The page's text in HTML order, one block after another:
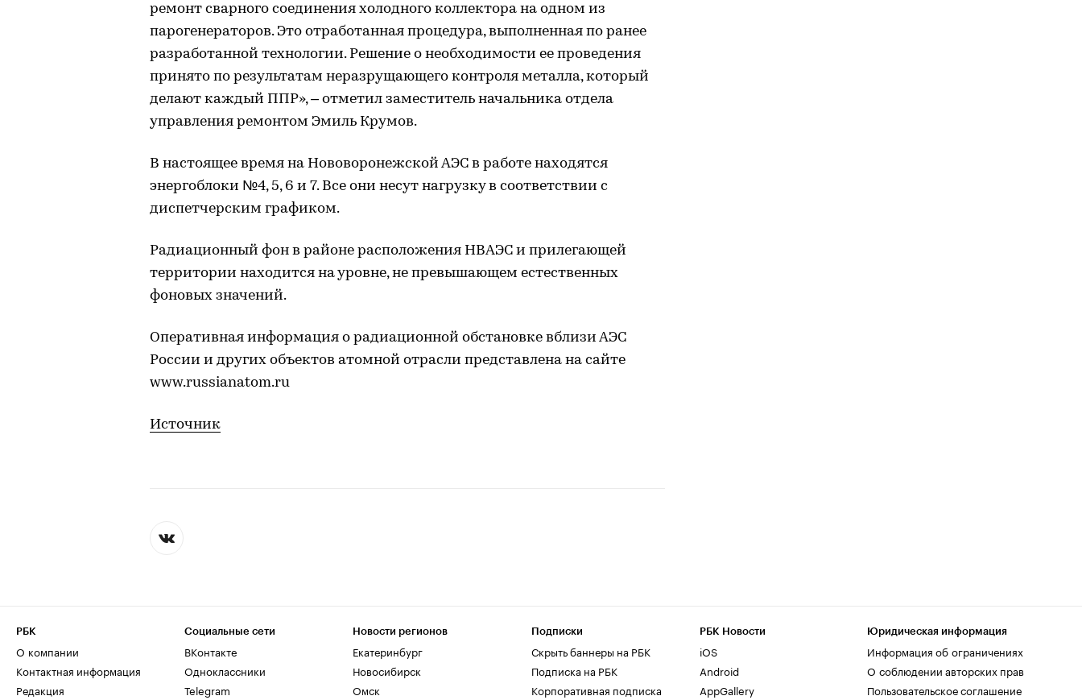
ремонт сварного соединения холодного коллектора на одном из
парогенераторов. Это отработанная процедура, выполненная по ранее
разработанной технологии. Решение о необходимости ее проведения
принято по результатам неразрущающего контроля металла, который
делают каждый ППР», – отметил заместитель начальника отдела
управления ремонтом Эмиль Крумов.
В настоящее время на Нововоронежской АЭС в работе находятся
энергоблоки №4, 5, 6 и 7. Все они несут нагрузку в соответствии с
диспетчерским графиком.
Радиационный фон в районе расположения НВАЭС и прилегающей
территории находится на уровне, не превышающем естественных
фоновых значений.
Оперативная информация о радиационной обстановке вблизи АЭС
России и других объектов атомной отрасли представлена на сайте
www.russianatom.ru
Источник
РБК
О компании
Контактная информация
Редакция
Социальные сети
ВКонтакте
Одноклассники
Telegram
Новости регионов
Екатеринбург
Новосибирск
Омск
Подписки
Скрыть баннеры на РБК
Подписка на РБК
Корпоративная подписка
РБК Новости
iOS
Android
AppGallery
Юридическая информация
Информация об ограничениях
О соблюдении авторских прав
Пользовательское соглашение